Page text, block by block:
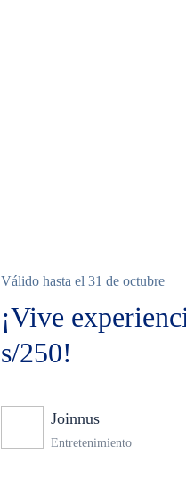
Válido hasta el 31 de octubre
¡Vive
s/250!
Joinnus
Entretenimiento